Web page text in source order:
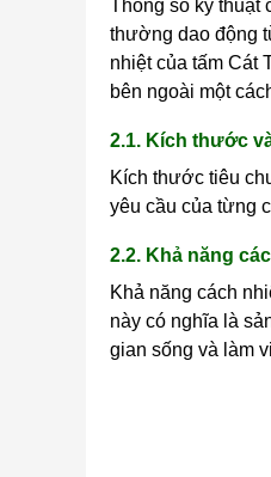
Thông số kỹ thuật
thường dao động
nhiệt của tấm Cát
bên ngoài một
2.1. Kích thước
Kích thước tiêu
yêu cầu của từng
2.2. Khả năng
Khả năng cách
này có nghĩa là
gian sống và làm